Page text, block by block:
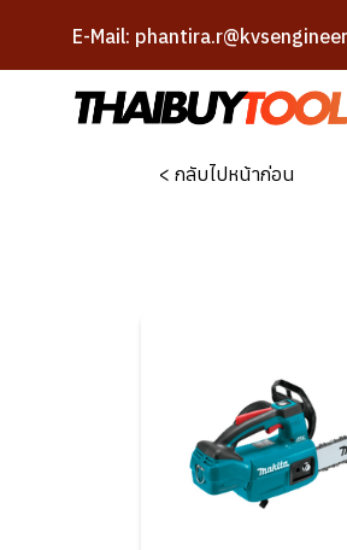
E-Mail:
< กลับไปหน้าก่อน